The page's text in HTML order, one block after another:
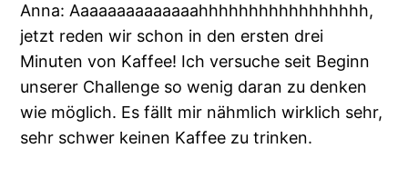
Anna: Aaaaaaaaaaaaaahhhhhhhhhhhhhhhhh,
jetzt reden wir schon in den ersten drei
Minuten von Kaffee! Ich versuche seit Beginn
unserer Challenge so wenig daran zu denken
wie möglich. Es fällt mir nähmlich wirklich sehr,
sehr schwer keinen Kaffee zu trinken.